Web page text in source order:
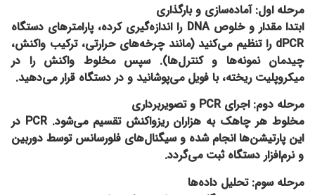
مرحله اول: آماده‌سازی و بارگذاری
ابتدا مقدار و خلوص DNA را اندازه‌گیری کرده، پارامترهای دستگاه
dPCR را تنظیم می‌کنید (مانند چرخه‌های حرارتی، ترکیب واکنش،
چیدمان نمونه‌ها و کنترل‌ها). سپس مخلوط واکنش را در
میکروپلیت ریخته، با فویل می‌پوشانید و در دستگاه قرار می‌دهید.
مرحله دوم: اجرای PCR و تصویر‌برداری
مخلوط هر چاهک به هزاران ریزواکنش تقسیم می‌شود. PCR در
این پارتیشن‌ها انجام شده و سیگنال‌های فلورسانس توسط دوربین
و نرم‌افزار دستگاه ثبت می‌گردد.
مرحله سوم: تحلیل داده‌ها